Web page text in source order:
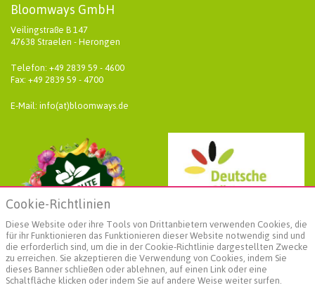
Bloomways GmbH
Veilingstraße B 147
47638 Straelen - Herongen
Telefon: +49 2839 59 - 4600
Fax: +49 2839 59 - 4700
E-Mail: info(at)bloomways.de
Weiterführende Informationen
Cookie-Richtlinien
Diese Website oder ihre Tools von Drittanbietern verwenden Cookies, die
für ihr Funktionieren das Funktionieren dieser Website notwendig sind und
die erforderlich sind, um die in der Cookie-Richtlinie dargestellten Zwecke
zu erreichen. Sie akzeptieren die Verwendung von Cookies, indem Sie
dieses Banner schließen oder ablehnen, auf einen Link oder eine
Schaltfläche klicken oder indem Sie auf andere Weise weiter surfen.